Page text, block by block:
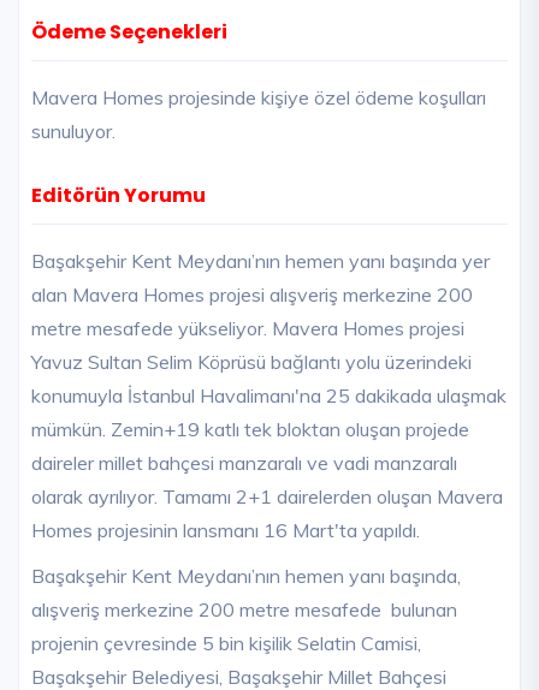
Ödeme Seçenekleri
Mavera Homes projesinde kişiye özel ödeme koşulları
sunuluyor.
Editörün Yorumu
Başakşehir Kent Meydanı’nın hemen yanı başında yer
alan Mavera Homes projesi alışveriş merkezine 200
metre mesafede yükseliyor. Mavera Homes projesi
Yavuz Sultan Selim Köprüsü bağlantı yolu üzerindeki
konumuyla İstanbul Havalimanı'na 25 dakikada ulaşmak
mümkün. Zemin+19 katlı tek bloktan oluşan projede
daireler millet bahçesi manzaralı ve vadi manzaralı
olarak ayrılıyor. Tamamı 2+1 dairelerden oluşan Mavera
Homes projesinin lansmanı 16 Mart'ta yapıldı.
Başakşehir Kent Meydanı’nın hemen yanı başında,
alışveriş merkezine 200 metre mesafede bulunan
projenin çevresinde 5 bin kişilik Selatin Camisi,
Başakşehir Belediyesi, Başakşehir Millet Bahçesi